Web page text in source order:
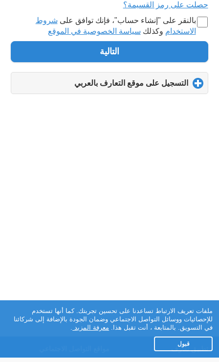
حصلت على رمز القسيمة؟
بالنقر على "‏إنشاء حساب‏"، فإنك توافق على شروط
الاستخدام وكذلك سياسة الخصوصية في الموقع
التالية
التسجيل على موقع التعارف بالعربي
to
تطبيق تعارف
ملفات تعريف الارتباط تساعدنا على تحسين تجربتك. كما أنها تستخدم
للإحصائيات ووسائل التواصل الاجتماعي وضمان الجودة بالإضافة إلى شركائنا
في التسويق. بالمتابعة ، أنت تقبل هذا. معرفة المزيد .
قبول